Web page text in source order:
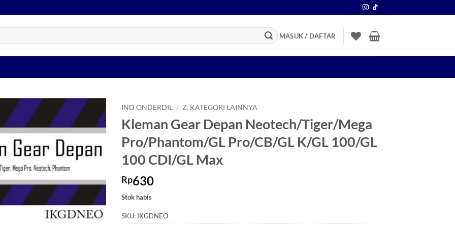
MASUK / DAFTAR
Tambahkan
ke Wishlist
IND ONDERDIL / Z. KATEGORI LAINNYA
Kleman Gear Depan Neotech/Tiger/Mega
Pro/Phantom/GL Pro/CB/GL K/GL 100/GL
100 CDI/GL Max
Rp630
Stok habis
SKU: IKGDNEO